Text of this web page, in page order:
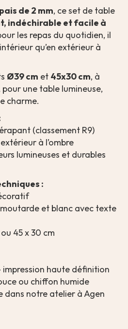
de 2 mm, ce set de table
indéchirable et facile à
les repas du quotidien, il
qu’en extérieur à
Ø39 cm et 45x30 cm, à
pour une table lumineuse,
charme.
(classement R9)
à l’ombre
lumineuses et durables
:
et blanc avec texte
45 x 30 cm
impression haute définition
ou chiffon humide
dans notre atelier à Agen